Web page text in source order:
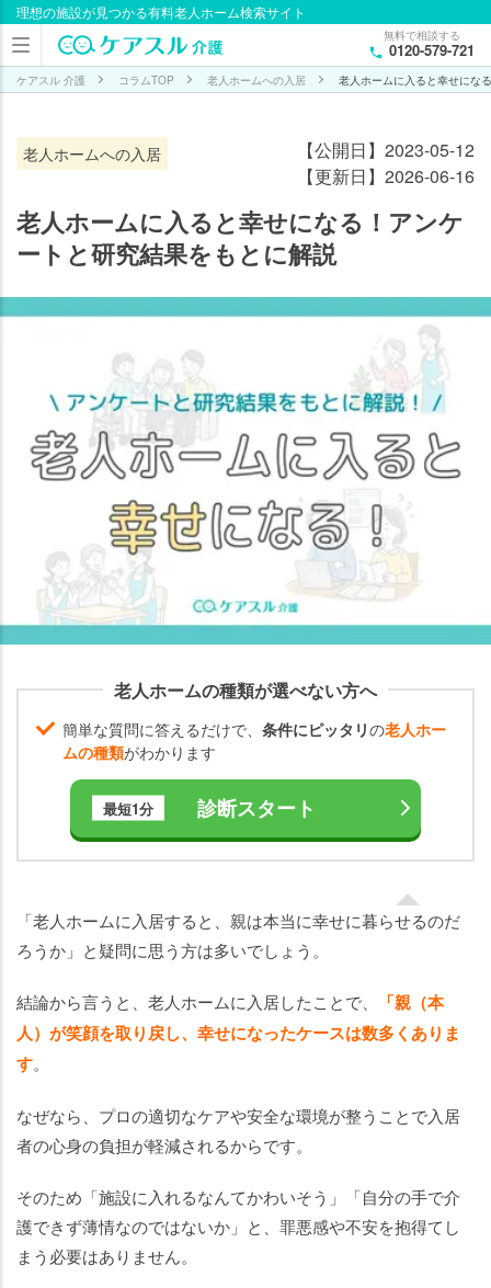
理想の施設が見つかる有料老人ホーム検索サイト
無料で相談する
0120-579-721
ケアスル 介護 コラムTOP 老人ホームへの入居 老人ホームに入ると幸せにな
老人ホームへの入居
【公開日】2023-05-12
【更新日】2026-06-16
老人ホームに入ると幸せになる！アンケ
ートと研究結果をもとに解説
老人ホームの種類が選べない方へ
簡単な質問に答えるだけで、 条件にピッタリの老人ホー
ムの種類がわかります
最短1分 診断スタート
「老人ホームに入居すると、親は本当に幸せに暮らせるのだ
ろうか」と疑問に思う方は多いでしょう。
結論から言うと、老人ホームに入居したことで、
「親（本
人）が笑顔を取り戻し、幸せになったケースは数多くありま
す。
なぜなら、プロの適切なケアや安全な環境が整うことで入居
者の心身の負担が軽減されるからです。
そのため「施設に入れるなんてかわいそう」「自分の手で介
護できず薄情なのではないか」と、罪悪感や不安を抱得てし
まう必要はありません。
目次
老人
ホー
入居
する
「幸
せ」
にな
れる
7つ
【ア
ンケ
ート
老人
ホー
ムに
入所
した
老
人
ー
ム
る
と
活
の
満
足
が
高
ま